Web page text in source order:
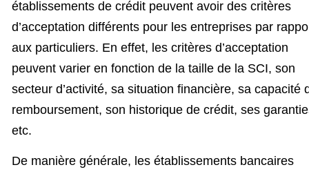
établissements de crédit peuvent avoir des critères
d’acceptation différents pour les entreprises par
aux particuliers. En effet, les critères d’acceptation
peuvent varier en fonction de la taille de la SCI, son
secteur d’activité, sa situation financière, sa capacité
remboursement, son historique de crédit, ses
etc.
De manière générale, les établissements bancaires